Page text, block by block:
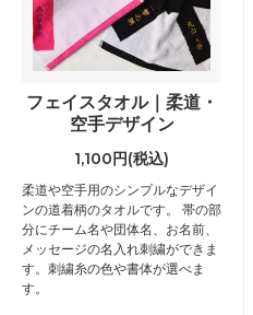
フェイスタオル｜柔道・
空手デザイン
1,100円(税込)
柔道や空手用のシンプルなデザイ
ンの道着柄のタオルです。 帯の部
分にチーム名や団体名、お名前、
メッセージの名入れ刺繍ができま
す。刺繍糸の色や書体が選べま
す。